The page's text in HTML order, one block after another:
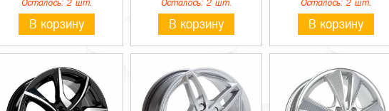
Осталось: 2 шт.
В корзину
Осталось: 2 шт.
В корзину
Осталось: 2 шт.
В корзину